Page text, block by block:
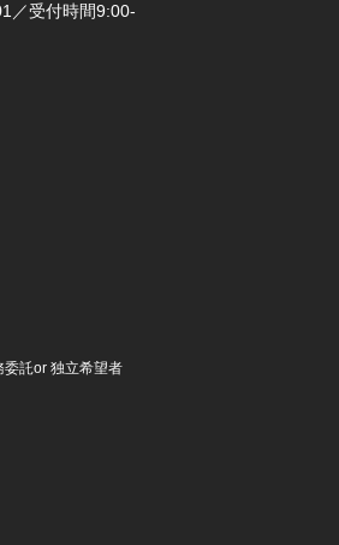
／受付時間9:00-
託or 独立希望者